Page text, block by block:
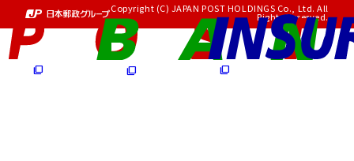
Copyright (C) JAPAN POST HOLDINGS Co., Ltd. All
Rights Reserved.